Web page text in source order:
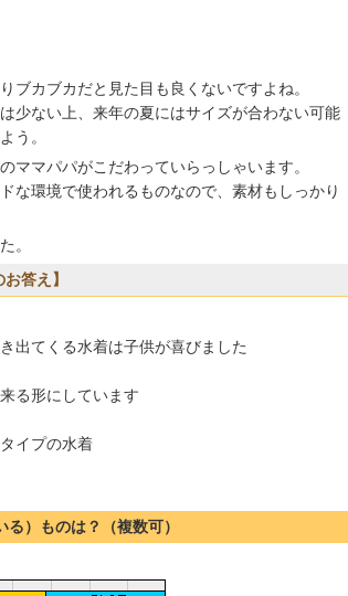
ブカブカだと見た目も良くないですよね。
少ない上、来年の夏にはサイズが合わない可能
う。
ママパパがこだわっていらっしゃいます。
な環境で使われるものなので、素材もしっかり
。
答え】
出てくる水着は子供が喜びました
る形にしています
イプの水着
）ものは？（複数可）